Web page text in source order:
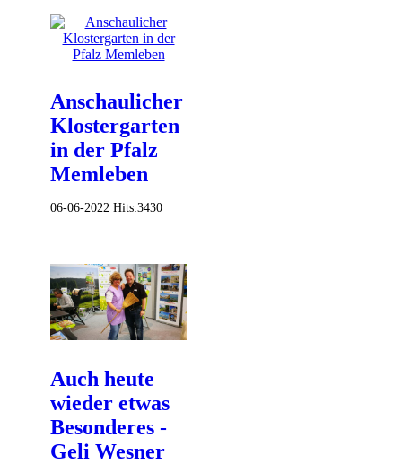
Anschaulicher
Klostergarten
in der Pfalz
Memleben
06-06-2022 Hits:3430
Auch heute
wieder etwas
Besonderes -
Geli Wesner